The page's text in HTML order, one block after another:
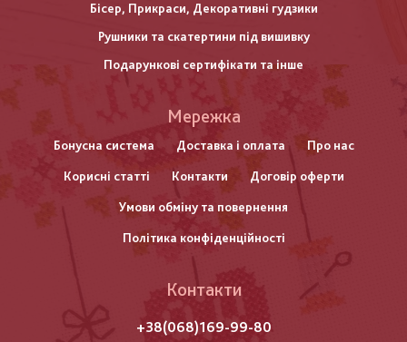
Бісер, Прикраси, Декоративні гудзики
Рушники та скатертини під вишивку
Подарункові сертифікати та інше
нижнього
колонтитулу
Мережка
Бонусна система Доставка і оплата Про нас
Корисні статті Контакти Договір оферти
Умови обміну та повернення
Політика конфіденційності
Контакти
+38(068)169-99-80